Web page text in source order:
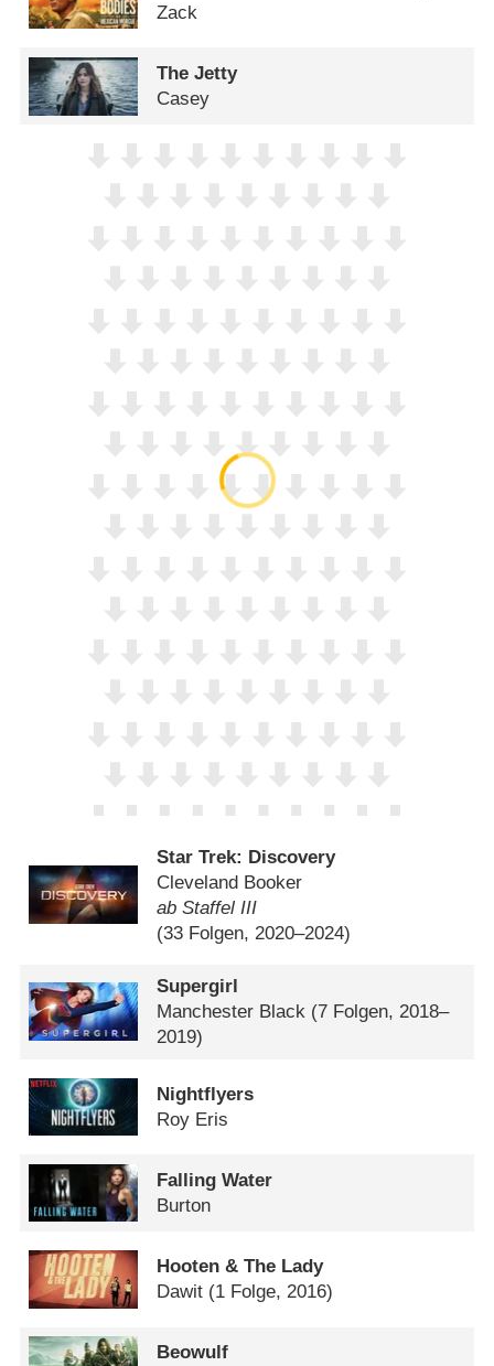
Zack
The Jetty
Casey
Star Trek: Discovery
Cleveland Booker
ab Staffel III
(33 Folgen, 2020–2024)
Supergirl
Manchester Black (7 Folgen, 2018–
2019)
Nightflyers
Roy Eris
Falling Water
Burton
Hooten & The Lady
Dawit (1 Folge, 2016)
Beowulf